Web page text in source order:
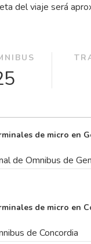
del viaje será
de micro en
de Omnibus de
de micro en
de Concordia